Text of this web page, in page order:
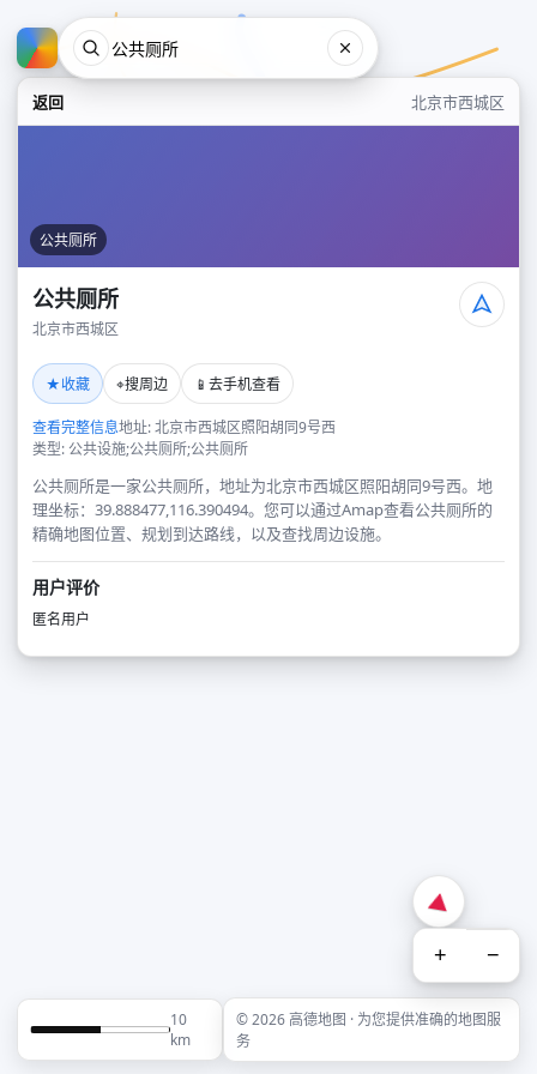
返回 北京市西城区
公共厕所
公共厕所
北京市西城区
★收藏 ⌖搜周边 📱 去手机查看
查看完整信息地址: 北京市西城区照阳胡同9号西
类型: 公共设施;公共厕所;公共厕所
公共厕所是一家公共厕所，地址为北京市西城区照阳胡同9号西。地
理坐标：39.888477,116.390494。您可以通过Amap查看公共厕所的
精确地图位置、规划到达路线，以及查找周边设施。
用户评价
匿名用户
+ −
10
km
© 2026 高德地图 · 为您提供准确的地图服
务